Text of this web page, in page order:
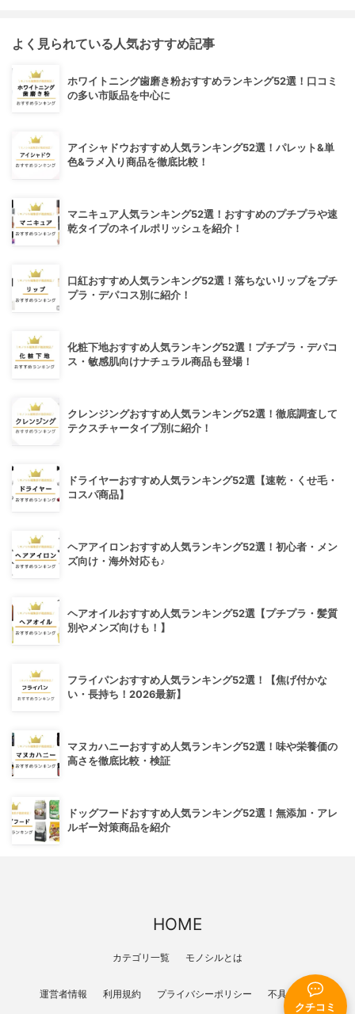
クチコミ
よく見られている人気おすすめ記事
ホワイトニング歯磨き粉おすすめランキング52選！口コミ
の多い市販品を中心に
アイシャドウおすすめ人気ランキング52選！パレット&単
色&ラメ入り商品を徹底比較！
マニキュア人気ランキング52選！おすすめのプチプラや速
乾タイプのネイルポリッシュを紹介！
口紅おすすめ人気ランキング52選！落ちないリップをプチ
プラ・デパコス別に紹介！
化粧下地おすすめ人気ランキング52選！プチプラ・デパコ
ス・敏感肌向けナチュラル商品も登場！
クレンジングおすすめ人気ランキング52選！徹底調査して
テクスチャータイプ別に紹介！
ドライヤーおすすめ人気ランキング52選【速乾・くせ毛・
コスパ商品】
ヘアアイロンおすすめ人気ランキング52選！初心者・メン
ズ向け・海外対応も♪
ヘアオイルおすすめ人気ランキング52選【プチプラ・髪質
別やメンズ向けも！】
フライパンおすすめ人気ランキング52選！【焦げ付かな
い・長持ち！2026最新】
マヌカハニーおすすめ人気ランキング52選！味や栄養価の
高さを徹底比較・検証
ドッグフードおすすめ人気ランキング52選！無添加・アレ
ルギー対策商品を紹介
HOME
カテゴリ一覧 モノシルとは
運営者情報 利用規約 プライバシーポリシー 不具合報告